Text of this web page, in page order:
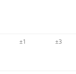
±1 ±3